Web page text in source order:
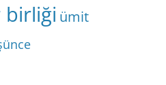
birliği ümit